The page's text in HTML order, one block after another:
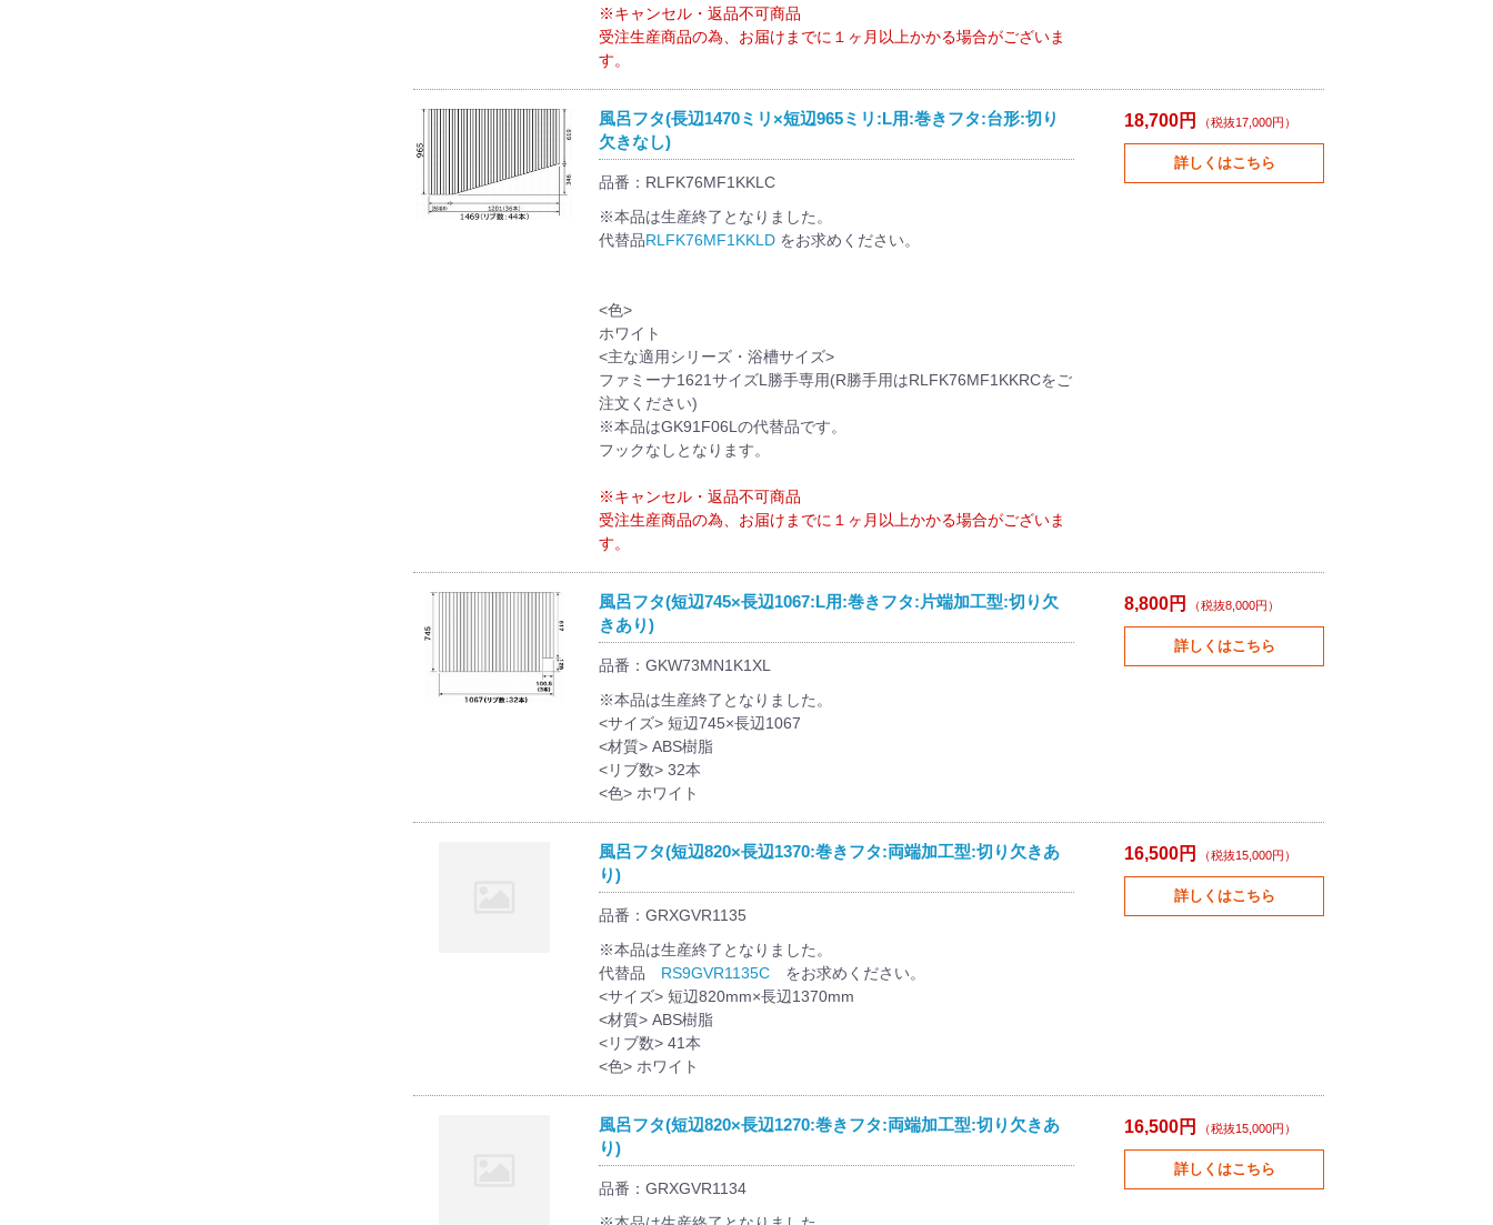
※キャンセル・返品不可商品
受注生産商品の為、お届けまでに１ヶ月以上かかる場合がございま
す。
風呂フタ(長辺1470ミリ×短辺965ミリ:L用:巻きフタ:台形:切り
欠きなし)
品番：RLFK76MF1KKLC
※本品は生産終了となりました。
代替品RLFK76MF1KKLDをお求めください。
<色>
ホワイト
<主な適用シリーズ・浴槽サイズ>
ファミーナ1621サイズL勝手専用(R勝手用はRLFK76MF1KKRCをご
注文ください)
※本品はGK91F06Lの代替品です。
フックなしとなります。
※キャンセル・返品不可商品
受注生産商品の為、お届けまでに１ヶ月以上かかる場合がございま
す。
18,700円 （税抜17,000円）
詳しくはこちら
風呂フタ(短辺745×長辺1067:L用:巻きフタ:片端加工型:切り欠
きあり)
品番：GKW73MN1K1XL
※本品は生産終了となりました。
<サイズ> 短辺745×長辺1067
<材質> ABS樹脂
<リブ数> 32本
<色> ホワイト
8,800円 （税抜8,000円）
詳しくはこちら
風呂フタ(短辺820×長辺1370:巻きフタ:両端加工型:切り欠きあ
り)
品番：GRXGVR1135
※本品は生産終了となりました。
代替品 RS9GVR1135Cをお求めください。
<サイズ> 短辺820mm×長辺1370mm
<材質> ABS樹脂
<リブ数> 41本
<色> ホワイト
16,500円 （税抜15,000円）
詳しくはこちら
風呂フタ(短辺820×長辺1270:巻きフタ:両端加工型:切り欠きあ
り)
品番：GRXGVR1134
16,500円 （税抜15,000円）
詳しくはこちら